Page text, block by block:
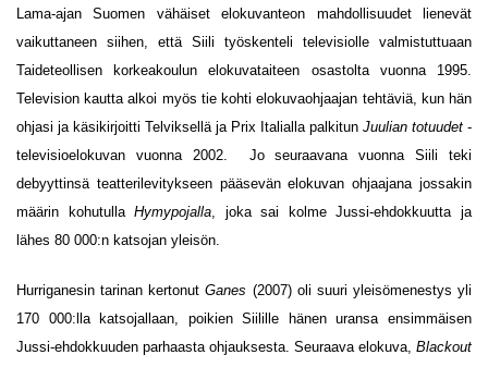
Lama-ajan Suomen vähäiset elokuvanteon mahdollisuudet lienevät
vaikuttaneen siihen, että Siili työskenteli televisiolle valmistuttuaan
Taideteollisen korkeakoulun elokuvataiteen osastolta vuonna 1995.
Television kautta alkoi myös tie kohti elokuvaohjaajan tehtäviä, kun hän
ohjasi ja käsikirjoitti Telviksellä ja Prix Italialla palkitun Juulian totuudet -
televisioelokuvan vuonna 2002. Jo seuraavana vuonna Siili teki
debyyttinsä teatterilevitykseen pääsevän elokuvan ohjaajana jossakin
määrin kohutullaHymypojalla , joka sai kolme Jussi-ehdokkuutta ja
lähes 80 000:n katsojan yleisön.
Hurriganesin tarinan kertonutGanes (2007) oli suuri yleisömenestys yli
170 000:lla katsojallaan, poikien Siilille hänen uransa ensimmäisen
Jussi-ehdokkuuden parhaasta ohjauksesta. Seuraava elokuva, Blackout